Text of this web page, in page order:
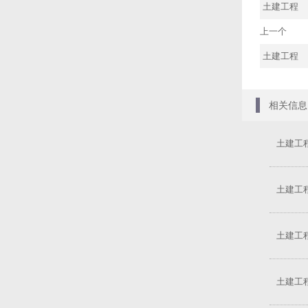
土建工程
上一个
土建工程
相关信息
土建工
土建工
土建工
土建工